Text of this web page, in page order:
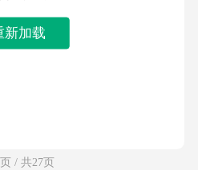
新加载
/ 共27页